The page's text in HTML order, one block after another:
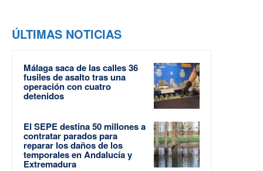
ÚLTIMAS NOTICIAS
Málaga saca de las calles 36
fusiles de asalto tras una
operación con cuatro
detenidos
El SEPE destina 50 millones a
contratar parados para
reparar los daños de los
temporales en Andalucía y
Extremadura